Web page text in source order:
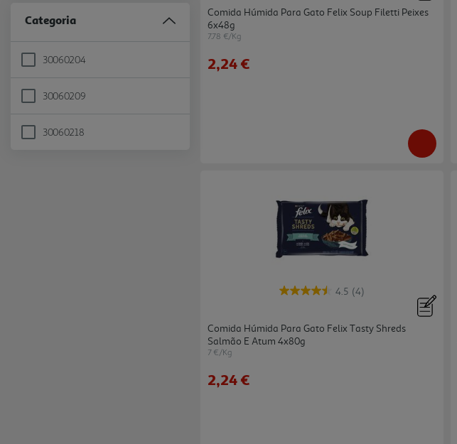
Categoria
30060204
Refine by Categoria: 30060204
30060209
Refine by Categoria: 30060209
30060218
Refine by Categoria: 30060218
Comida Húmida Para Gato Felix Soup Filetti Peixes
6x48g
7.78 €/Kg
2,24 €
4.5 (4)
Comida Húmida Para Gato Felix Tasty Shreds
Salmão E Atum 4x80g
7 €/Kg
2,24 €